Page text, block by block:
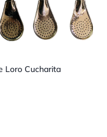
Loro Cucharita